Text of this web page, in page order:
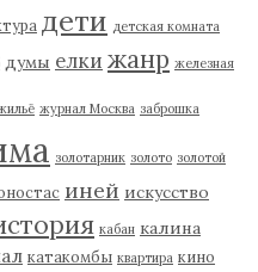
дети детская комната
думы елки жанр железная
журнал Москва заброшка
золотарник золото золотой
иней искусство
кабан калина
катакомбы квартира кино